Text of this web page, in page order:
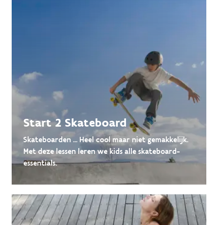
Start 2 Skateboard
Skateboarden ... Heel cool maar niet gemakkelijk.
Met deze lessen leren we kids alle skateboard-
essentials.